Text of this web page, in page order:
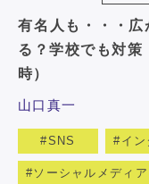
有名人も・・・
る？学校でも対策
時）
山口真一
SNS イ
ソーシャルメディア